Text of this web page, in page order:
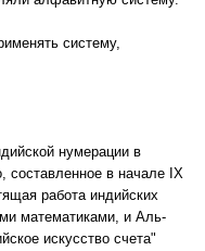
систему,
нумерации в
составленное в начале IX
работа индийских
математиками, и Аль-
искусство счета"